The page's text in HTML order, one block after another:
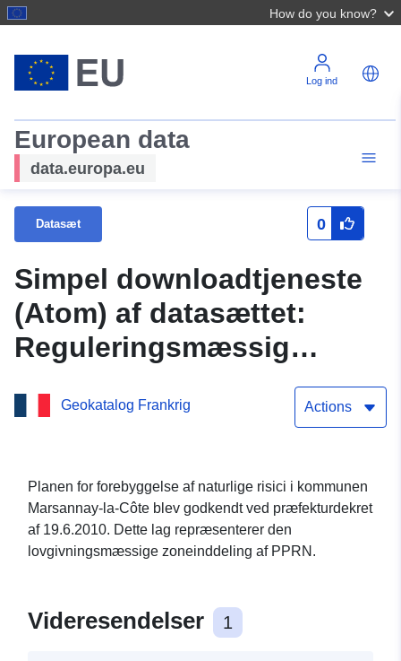
How do you know?
Log ind
European data
data.europa.eu
Datasæt 0
Simpel downloadtjeneste
(Atom) af datasættet:
Reguleringsmæssig
zoneinddeling af PPRN-
floden i kommunen
Côte-d'Or
Geokatalog Frankrig Actions
Planen for forebyggelse af naturlige risici i kommunen
Marsannay-la-Côte blev godkendt ved præfekturdekret
af 19.6.2010. Dette lag repræsenterer den
lovgivningsmæssige zoneinddeling af PPRN.
Videresendelser 1